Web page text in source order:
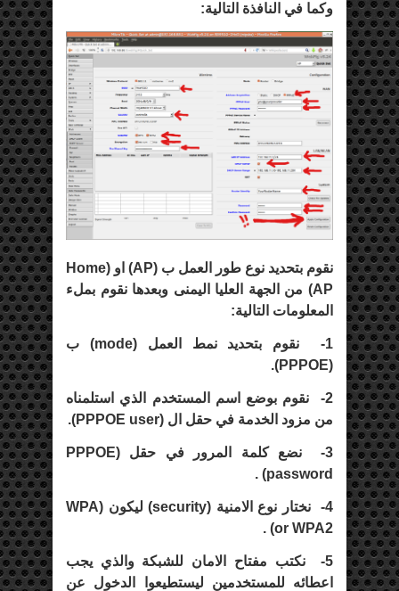
وكما في النافذة التالية:
نقوم بتحديد نوع طور العمل ب (AP) او (Home
AP) من الجهة العليا اليمنى وبعدها نقوم بملء
المعلومات التالية:
1- نقوم بتحديد نمط العمل (mode) ب
(
PPPOE
).
2-
نقوم بوضع اسم المستخدم الذي استلمناه
من مزود الخدمة في حقل ال (PPPOE user
).
3- نضع كلمة المرور في حقل (PPPOE
password
) .
4- نختار نوع الامنية (security) ليكون (WPA
or WPA2
) .
5-
نكتب مفتاح الامان للشبكة والذي يجب
اعطائه للمستخدمين ليستطيعوا الدخول عن